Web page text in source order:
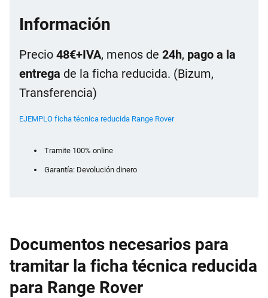
Información
Precio 48€+IVA, menos de 24h, pago a la
entrega de la ficha reducida. (Bizum,
Transferencia)
EJEMPLO ficha técnica reducida Range Rover
Tramite 100% online
Garantía: Devolución dinero
Documentos necesarios para
tramitar la ficha técnica reducida
para Range Rover